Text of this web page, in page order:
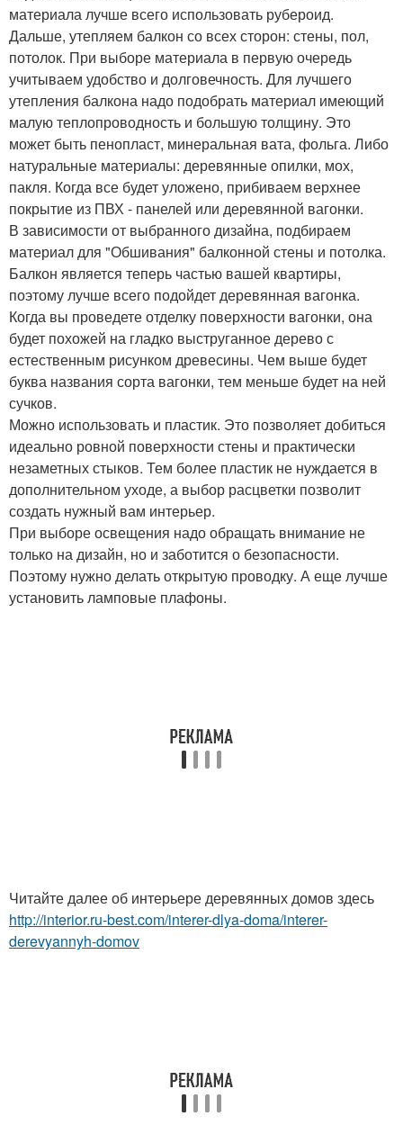
материала лучше всего использовать рубероид.
Дальше, утепляем балкон со всех сторон: стены, пол,
потолок. При выборе материала в первую очередь
учитываем удобство и долговечность. Для лучшего
утепления балкона надо подобрать материал имеющий
малую теплопроводность и большую толщину. Это
может быть пенопласт, минеральная вата, фольга. Либо
натуральные материалы: деревянные опилки, мох,
пакля. Когда все будет уложено, прибиваем верхнее
покрытие из ПВХ - панелей или деревянной вагонки.
В зависимости от выбранного дизайна, подбираем
материал для "Обшивания" балконной стены и потолка.
Балкон является теперь частью вашей квартиры,
поэтому лучше всего подойдет деревянная вагонка.
Когда вы проведете отделку поверхности вагонки, она
будет похожей на гладко выструганное дерево с
естественным рисунком древесины. Чем выше будет
буква названия сорта вагонки, тем меньше будет на ней
сучков.
Можно использовать и пластик. Это позволяет добиться
идеально ровной поверхности стены и практически
незаметных стыков. Тем более пластик не нуждается в
дополнительном уходе, а выбор расцветки позволит
создать нужный вам интерьер.
При выборе освещения надо обращать внимание не
только на дизайн, но и заботится о безопасности.
Поэтому нужно делать открытую проводку. А еще лучше
установить ламповые плафоны.
Читайте далее об интерьере деревянных домов здесь
http://interior.ru-best.com/interer-dlya-doma/interer-
derevyannyh-domov